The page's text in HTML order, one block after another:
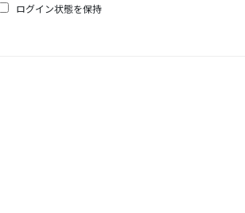
ログイン状態を保持